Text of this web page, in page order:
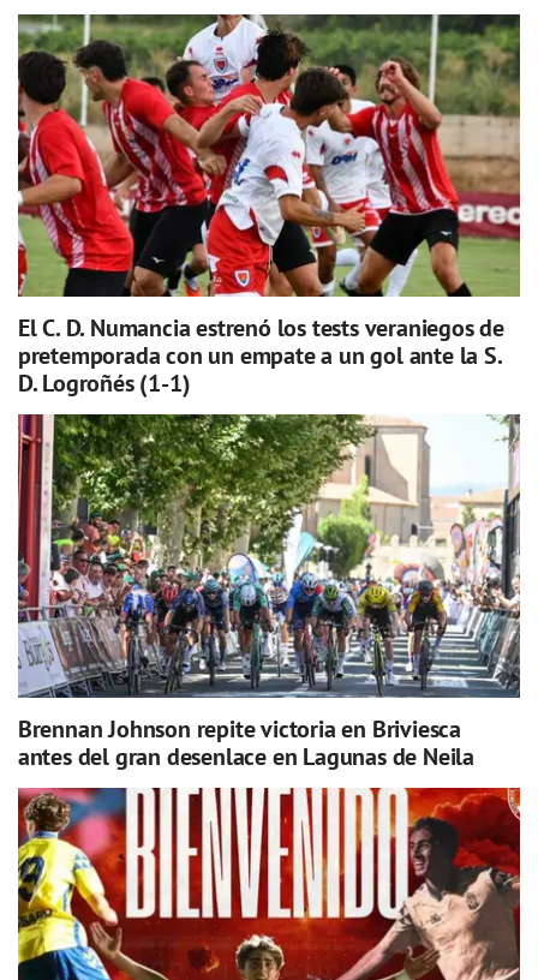
El C. D. Numancia estrenó los tests veraniegos de
pretemporada con un empate a un gol ante la S.
D. Logroñés (1-1)
Brennan Johnson repite victoria en Briviesca
antes del gran desenlace en Lagunas de Neila